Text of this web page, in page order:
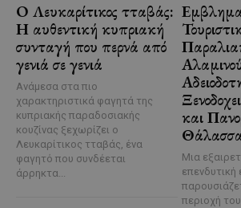
Ο Λευκαρίτικος τταβάς:
Η αυθεντική κυπριακή
συνταγή που περνά από
γενιά σε γενιά
Ανάμεσα στα πιο
χαρακτηριστικά φαγητά της
κυπριακής παραδοσιακής
κουζίνας ξεχωρίζει ο
Λευκαρίτικος τταβάς, ένα
φαγητό που συνδέεται
άρρηκτα...
και
Μια
επενδυτική
περιοχή